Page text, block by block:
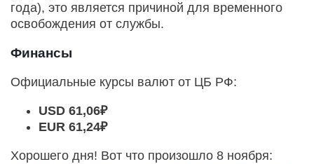
года), это является причиной для временного
освобождения от службы.
Финансы
Официальные курсы валют от ЦБ РФ:
USD 61,06₽
EUR 61,24₽
Хорошего дня! Вот что произошло 8 ноября: